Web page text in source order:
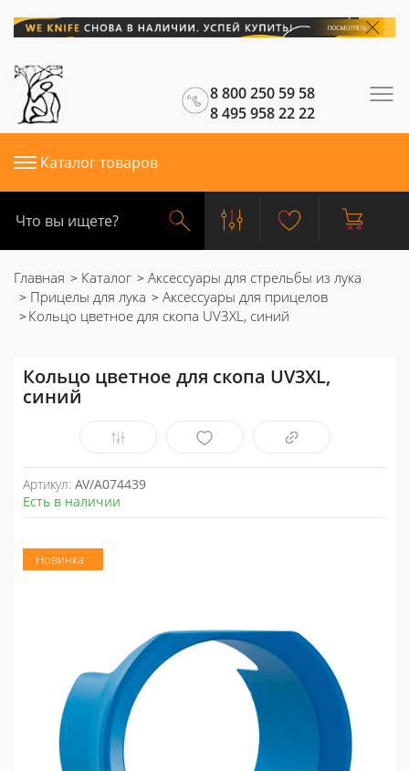
8 800 250 59 58
8 495 958 22 22
Каталог товаров
Главная Каталог
Аксессуары для стрельбы из лука
Прицелы для лука
Аксессуары для прицелов
Кольцо цветное для скопа UV3XL, синий
Кольцо цветное для скопа UV3XL,
синий
Артикул: AV/A074439
Есть в наличии
Новинка